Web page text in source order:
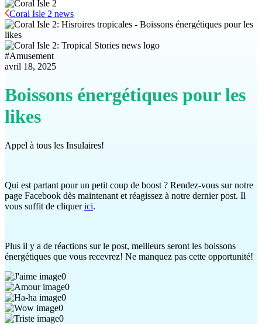
Coral Isle 2 news
#Amusement
avril 18, 2025
Boissons énergétiques pour les
likes
Appel à tous les Insulaires!
Qui est partant pour un petit coup de boost ? Rendez-vous sur notre
page Facebook dès maintenant et réagissez à notre dernier post. Il
vous suffit de cliquerici.
Plus il y a de réactions sur le post, meilleurs seront les boissons
énergétiques que vous recevrez! Ne manquez pas cette opportunité!
0
0
0
0
0